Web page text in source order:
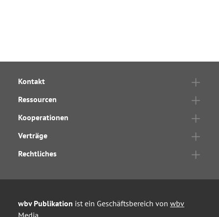
Kontakt
Ressourcen
Kooperationen
Verträge
Rechtliches
wbv Publikation ist ein Geschäftsbereich von wbv